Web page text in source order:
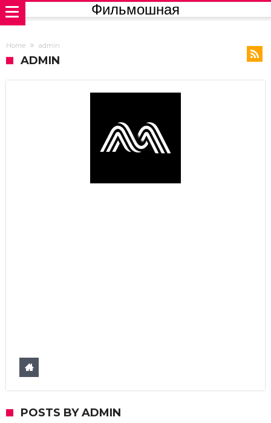
Фильмошная
Home admin
ADMIN
POSTS BY ADMIN